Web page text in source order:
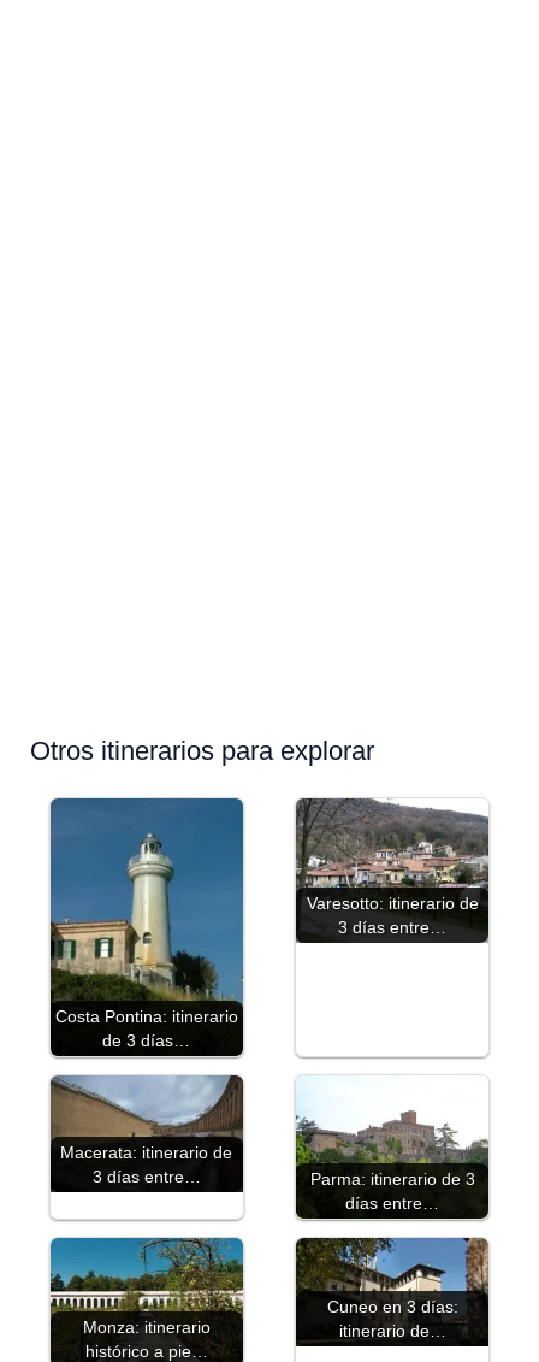
Otros itinerarios para explorar
Costa Pontina: itinerario
de 3 días…
Varesotto: itinerario de
3 días entre…
Macerata: itinerario de
3 días entre…
Parma: itinerario de 3
días entre…
Monza: itinerario
histórico a pie…
Cuneo en 3 días:
itinerario de…